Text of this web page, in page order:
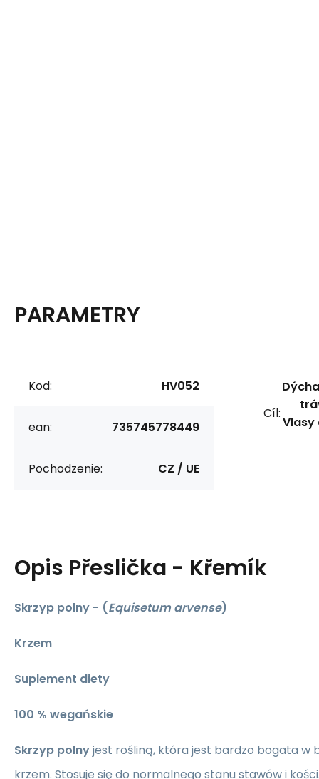
PARAMETRY
Kod: HV052
ean: 735745778449
Pochodzenie: CZ / UE
Cíl:
Vlasy
Opis Přeslička - Křemík
Skrzyp polny - (Equisetum arvense)
Krzem
Suplement diety
100 % wegańskie
Skrzyp polnyjest rośliną, która jest bardzo bogata w
krzem. Stosuje się do normalnego stanu stawów i